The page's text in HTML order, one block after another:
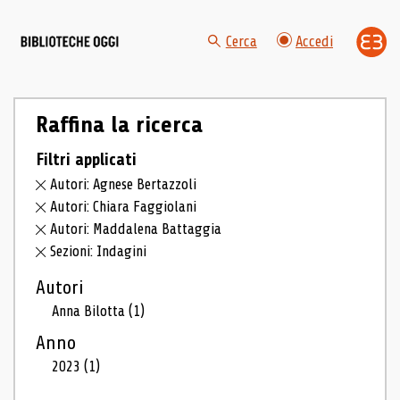
Cerca Accedi
Raffina la ricerca
Filtri applicati
Autori: Agnese Bertazzoli
Autori: Chiara Faggiolani
Autori: Maddalena Battaggia
Sezioni: Indagini
Autori
Anna Bilotta(1)
Anno
2023(1)